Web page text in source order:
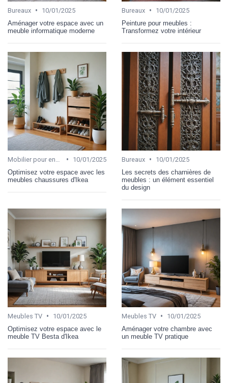
Bureaux •
10/01/2025
Aménager votre espace avec un
meuble informatique moderne
Bureaux •
10/01/2025
Peinture pour meubles :
Transformez votre intérieur
Mobilier pour enfant •
10/01/2025
Optimisez votre espace avec les
meubles chaussures d'Ikea
Bureaux •
10/01/2025
Les secrets des charnières de
meubles : un élément essentiel
du design
Meubles TV •
10/01/2025
Optimisez votre espace avec le
meuble TV Besta d'Ikea
Meubles TV •
10/01/2025
Aménager votre chambre avec
un meuble TV pratique